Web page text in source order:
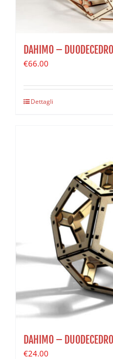
DAHIMO –
€66.00
Dettagli
DAHIMO –
€24.00